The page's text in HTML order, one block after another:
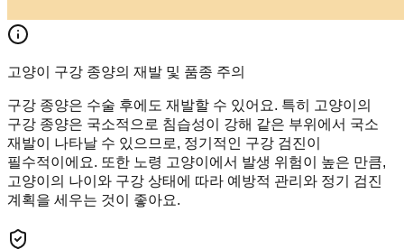
고양이 구강 종양의 재발 및 품종 주의
구강 종양은 수술 후에도 재발할 수 있어요. 특히 고양이의
구강 종양은 국소적으로 침습성이 강해 같은 부위에서 국소
재발이 나타날 수 있으므로, 정기적인 구강 검진이
필수적이에요. 또한 노령 고양이에서 발생 위험이 높은 만큼,
고양이의 나이와 구강 상태에 따라 예방적 관리와 정기 검진
계획을 세우는 것이 좋아요.